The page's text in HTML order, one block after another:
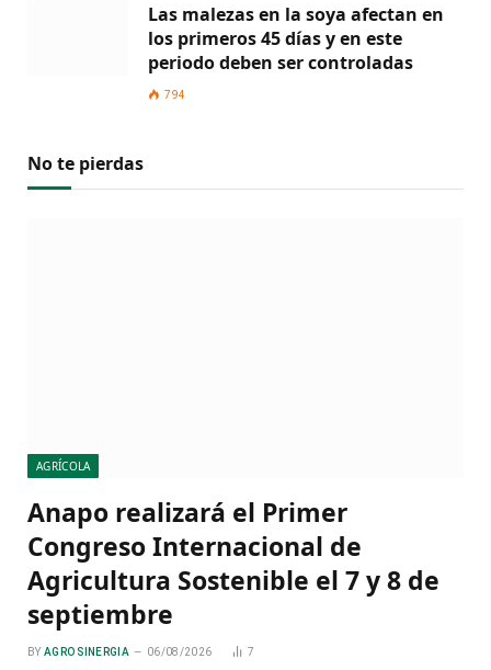
Las malezas en la soya afectan en
los primeros 45 días y en este
periodo deben ser controladas
794
No te pierdas
AGRÍCOLA
Anapo realizará el Primer
Congreso Internacional de
Agricultura Sostenible el 7 y 8 de
septiembre
BY AGRO SINERGIA 06/08/2026 7